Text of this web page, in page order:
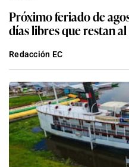
Próximo feriado de
días libres que restan
Redacción EC